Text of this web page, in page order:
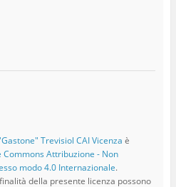
Trevisiol CAI Vicenza è
Commons Attribuzione - Non
modo 4.0 Internazionale.
della presente licenza possono